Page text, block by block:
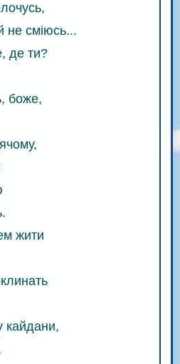
не сміюсь...
де ти?
боже,
жити
кайдани,